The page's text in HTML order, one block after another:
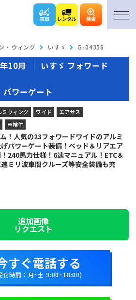
買取 レンタル 検索
・ウィング いすゞ G-04356
10月
いすゞ フォワード
ワーゲート
ミウィング ワイド
エアサス
車検付
！人気の23フォワードワイドのアルミ
パワーゲート装備！ベッド＆リアエア
240馬力仕様！6速マニュアル！ETC＆
ミリ波車間クルーズ等安全装備も充
追加画像
リクエスト
すぐ電話する
付時間：月~土 9:00~18:00)